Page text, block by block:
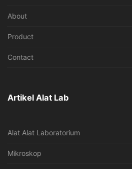
About
Product
Contact
Artikel Alat Lab
Alat Alat Laboratorium
Mikroskop